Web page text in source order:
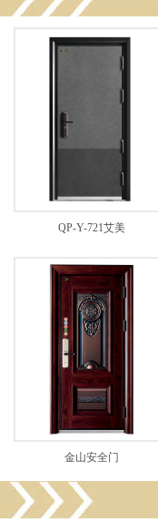
QP-Y-721艾美
金山安全门